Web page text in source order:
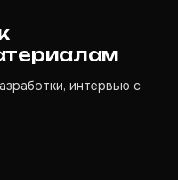
интервью с